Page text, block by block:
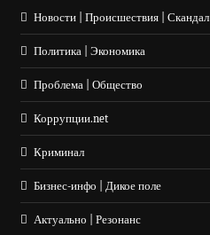
Новости | Происшествия | Скандал
Политика | Экономика
Проблема | Общество
Коррупции.net
Криминал
Бизнес-инфо | Дикое поле
Актуально | Резонанс